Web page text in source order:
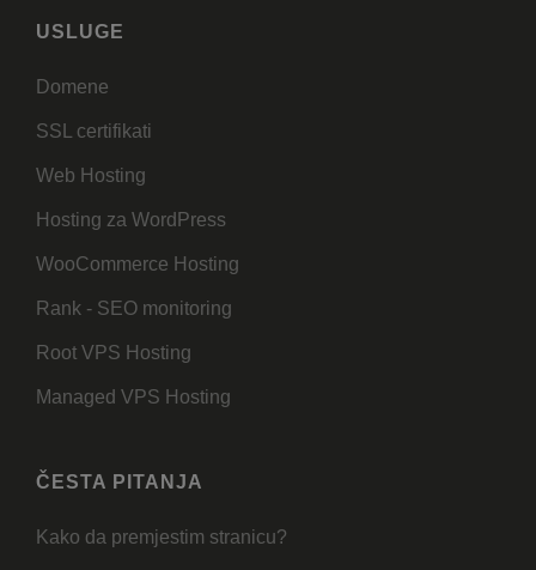
USLUGE
Domene
SSL certifikati
Web Hosting
Hosting za WordPress
WooCommerce Hosting
Rank - SEO monitoring
Root VPS Hosting
Managed VPS Hosting
ČESTA PITANJA
Kako da premjestim stranicu?